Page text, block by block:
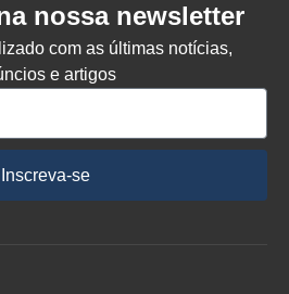
nossa newsletter
com as últimas notícias,
e artigos
Inscreva-se